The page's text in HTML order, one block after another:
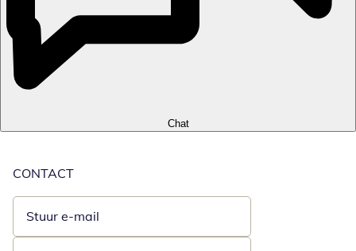
Chat
CONTACT
Stuur e-mail
Opent e-mailclient